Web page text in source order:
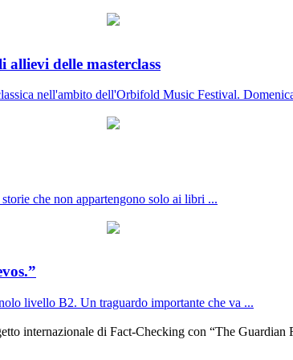
delle masterclass
nell'ambito dell'Orbifold Music Festival.
che non appartengono solo ai libri ...
livello B2. Un traguardo importante che va ...
internazionale di Fact-Checking con “The Guardian